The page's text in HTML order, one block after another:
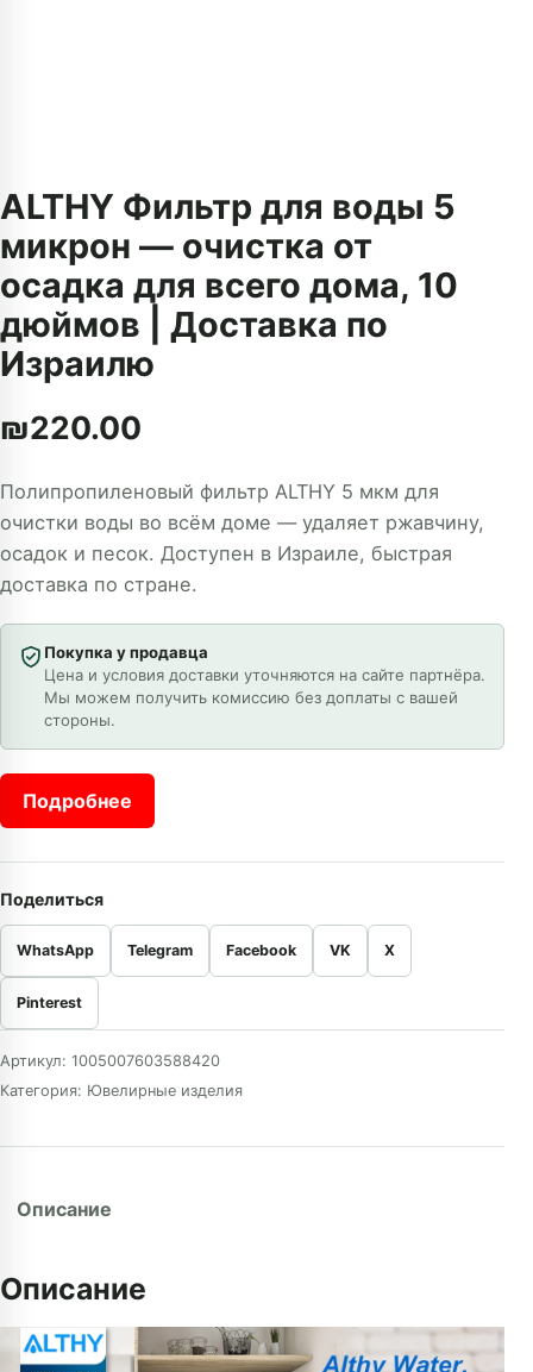
ALTHY Фильтр для воды 5
микрон — очистка от
осадка для всего дома, 10
дюймов | Доставка по
Израилю
₪220.00
Полипропиленовый фильтр ALTHY 5 мкм для
очистки воды во всём доме — удаляет ржавчину,
осадок и песок. Доступен в Израиле, быстрая
доставка по стране.
Покупка у продавца
Цена и условия доставки уточняются на сайте партнёра.
Мы можем получить комиссию без доплаты с вашей
стороны.
Подробнее
Поделиться
WhatsApp Telegram Facebook VK X
Pinterest
Артикул: 1005007603588420
Категория: Ювелирные изделия
Описание
Описание